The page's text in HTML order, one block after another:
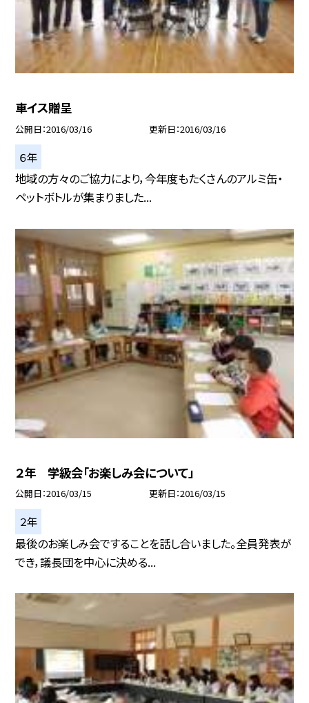
車イス贈呈
公開日 2016/03/16 更新日 2016/03/16
６年
地域の方々のご協力により，今年度もたくさんのアルミ缶・
ペットボトルが集まりました...
２年 学級会「お楽しみ会について」
公開日 2016/03/15 更新日 2016/03/15
２年
最後のお楽しみ会ですることを話し合いました。全員発表が
でき，議長団を中心に決める...